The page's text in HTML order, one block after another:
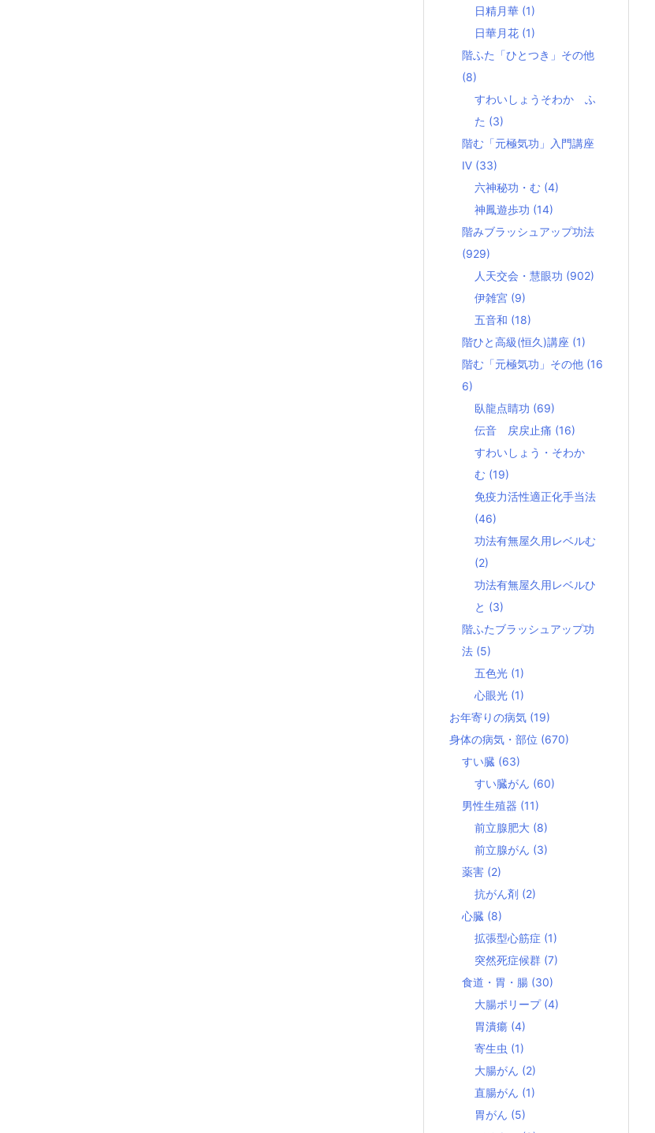
日精月華 (1)
日華月花 (1)
階ふた「ひとつき」その他
(8)
すわいしょうそわか ふ
た (3)
階む「元極気功」入門講座
Ⅳ (33)
六神秘功・む (4)
神鳳遊歩功 (14)
階みブラッシュアップ功法
(929)
人天交会・慧眼功 (902)
伊雑宮 (9)
五音和 (18)
階ひと高級(恒久)講座 (1)
階む「元極気功」その他 (16
6)
臥龍点睛功 (69)
伝音 戻戻止痛 (16)
すわいしょう・そわか
む (19)
免疫力活性適正化手当法
(46)
功法有無屋久用レベルむ
(2)
功法有無屋久用レベルひ
と (3)
階ふたブラッシュアップ功
法 (5)
五色光 (1)
心眼光 (1)
お年寄りの病気 (19)
身体の病気・部位 (670)
すい臓 (63)
すい臓がん (60)
男性生殖器 (11)
前立腺肥大 (8)
前立腺がん (3)
薬害 (2)
抗がん剤 (2)
心臓 (8)
拡張型心筋症 (1)
突然死症候群 (7)
食道・胃・腸 (30)
大腸ポリープ (4)
胃潰瘍 (4)
寄生虫 (1)
大腸がん (2)
直腸がん (1)
胃がん (5)